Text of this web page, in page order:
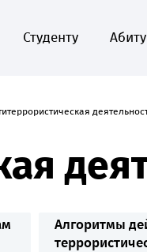
Студенту
Алгоритмы